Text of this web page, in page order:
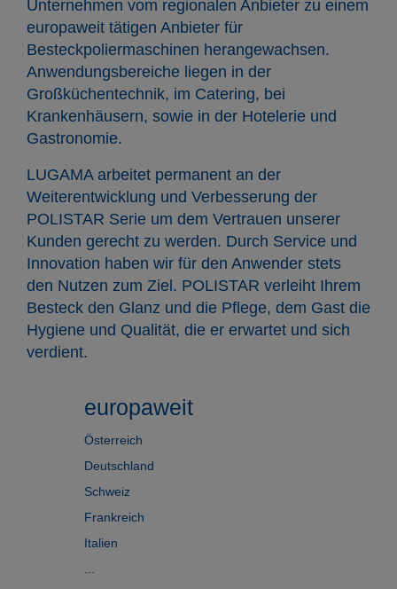
Unternehmen vom regionalen Anbieter zu einem
europaweit tätigen Anbieter für
Besteckpoliermaschinen herangewachsen.
Anwendungsbereiche liegen in der
Großküchentechnik, im Catering, bei
Krankenhäusern, sowie in der Hotelerie und
Gastronomie.
LUGAMA arbeitet permanent an der
Weiterentwicklung und Verbesserung der
POLISTAR Serie um dem Vertrauen unserer
Kunden gerecht zu werden. Durch Service und
Innovation haben wir für den Anwender stets
den Nutzen zum Ziel. POLISTAR verleiht Ihrem
Besteck den Glanz und die Pflege, dem Gast die
Hygiene und Qualität, die er erwartet und sich
verdient.
europaweit
Österreich
Deutschland
Schweiz
Frankreich
Italien